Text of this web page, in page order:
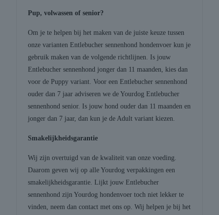
Pup, volwassen of senior?
Om je te helpen bij het maken van de juiste keuze tussen
onze varianten Entlebucher sennenhond hondenvoer kun je
gebruik maken van de volgende richtlijnen. Is jouw
Entlebucher sennenhond jonger dan 11 maanden, kies dan
voor de Puppy variant. Voor een Entlebucher sennenhond
ouder dan 7 jaar adviseren we de Yourdog Entlebucher
sennenhond senior. Is jouw hond ouder dan 11 maanden en
jonger dan 7 jaar, dan kun je de Adult variant kiezen.
Smakelijkheidsgarantie
Wij zijn overtuigd van de kwaliteit van onze voeding.
Daarom geven wij op alle Yourdog verpakkingen een
smakelijkheidsgarantie. Lijkt jouw Entlebucher
sennenhond zijn Yourdog hondenvoer toch niet lekker te
vinden, neem dan contact met ons op. Wij helpen je bij het